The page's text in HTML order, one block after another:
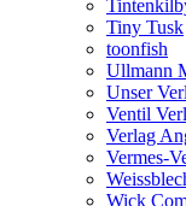
Tiny Tusk
toonfish
Ullmann
Unser
Ventil
Verlag
Vermes-
Wick